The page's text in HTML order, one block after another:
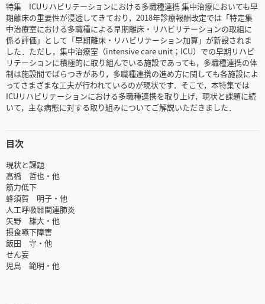
特集 ICUリハビリテーションにおける多職種連携 集中治療においても早
期離床の重要性が浸透してきており，2018年診療報酬改定では「特定集
中治療室における多職種による早期離床・リハビリテーションの取組に
係る評価」として「早期離床・リハビリテーション加算」が新設されま
した．ただし，集中治療室（intensive care unit；ICU）での早期リハビ
リテーションに積極的に取り組んでいる施設であっても，多職種連携の体
制は施設間でばらつきがあり，多職種連携の進め方に関しても各施設によ
ってさまざまな工夫が行われているのが現状です．そこで，本特集では
ICUリハビリテーションにおける多職種連携を取り上げ，現状と課題に続
いて，主な病態に対する取り組みについてご解説いただきました．
目次
現状と課題
高橋 哲也・他
筋力低下
蜂須賀 明子・他
人工呼吸器関連肺炎
矢野 雄大・他
摂食嚥下障害
飯田 守・他
せん妄
児島 範明・他